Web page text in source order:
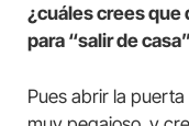
¿cuáles crees que
para “salir de
Pues abrir la